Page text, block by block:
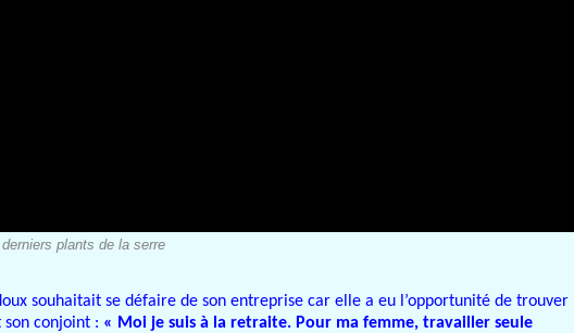
plants de la serre
souhaitait se défaire de son entreprise car elle a eu l’opportunité de trouver
conjoint : « Moi je suis à la retraite. Pour ma femme, travailler seule